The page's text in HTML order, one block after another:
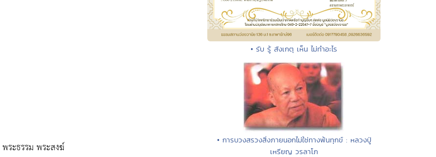
ระธรรม พระสงฆ์
• รับ รู้ สังเกตุ เห็น ไม่ทำอะไร
• การบวงสรวงสิ่งภายนอกไม่ใช่ทางพ้นทุกข์ : หลวงปู่
เหรียญ วรลาโภ